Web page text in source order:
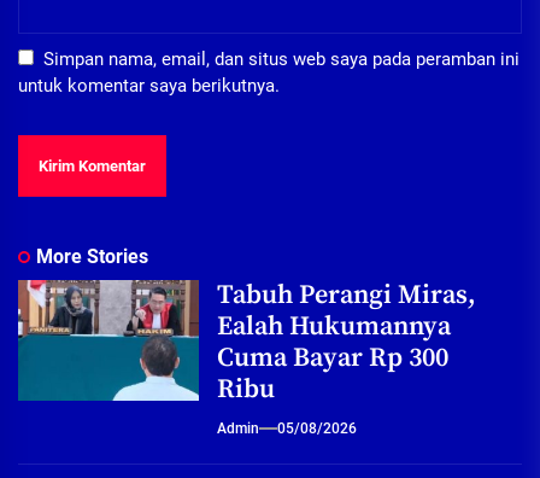
Simpan nama, email, dan situs web saya pada peramban ini
untuk komentar saya berikutnya.
More Stories
Tabuh Perangi Miras,
Ealah Hukumannya
Cuma Bayar Rp 300
Ribu
Admin 05/08/2026